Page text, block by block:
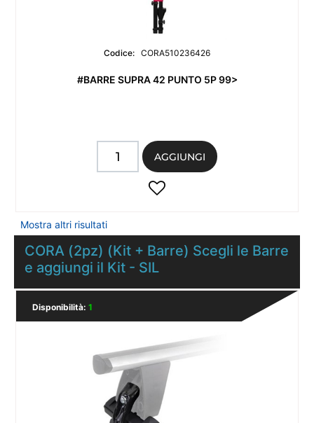
Codice: CORA510236426
#BARRE SUPRA 42 PUNTO 5P 99>
Quantità
AGGIUNGI
Mostra altri risultati
CORA (2pz) (Kit + Barre) Scegli le Barre
e aggiungi il Kit - SIL
Disponibilità: 1